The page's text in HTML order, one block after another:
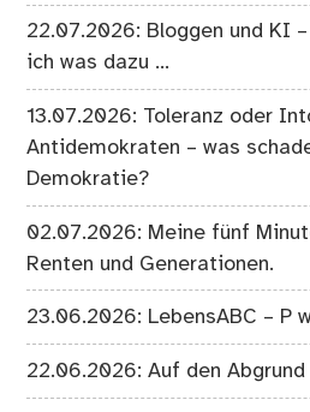
22.07.2026: Bloggen und KI
ich was dazu …
13.07.2026: Toleranz oder
Antidemokraten – was
Demokratie?
02.07.2026: Meine fünf
Renten und Generationen.
23.06.2026: LebensABC – P
22.06.2026: Auf den